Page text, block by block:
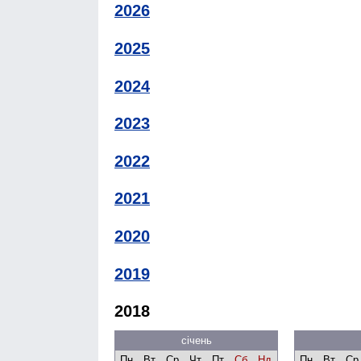
2026
2025
2024
2023
2022
2021
2020
2019
2018
січень